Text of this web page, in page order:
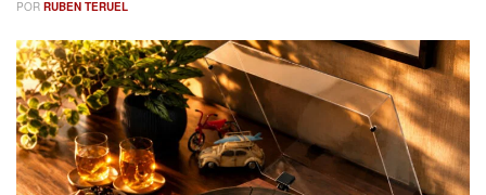
POR RUBEN TERUEL